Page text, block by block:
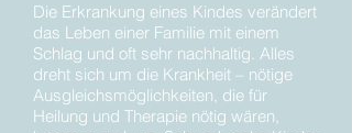
Die Erkrankung eines Kindes verändert
das Leben einer Familie mit einem
Schlag und oft sehr nachhaltig. Alles
dreht sich um die Krankheit – nötige
Ausgleichsmöglichkeiten, die für
Heilung und Therapie nötig wären,